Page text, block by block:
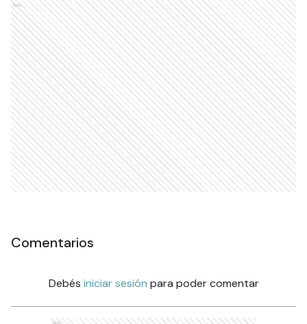
Ads
Comentarios
Debés iniciar sesión para poder comentar
Ads